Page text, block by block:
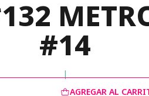
#14
|
AGREGAR AL